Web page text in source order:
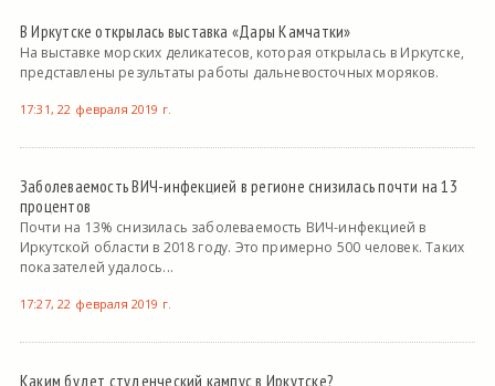
В Иркутске открылась выставка «Дары Камчатки»
На выставке морских деликатесов, которая открылась в Иркутске,
представлены результаты работы дальневосточных моряков.
17:31, 22 февраля 2019 г.
Заболеваемость ВИЧ-инфекцией в регионе снизилась почти на 13
процентов
Почти на 13% снизилась заболеваемость ВИЧ-инфекцией в
Иркутской области в 2018 году. Это примерно 500 человек. Таких
показателей удалось...
17:27, 22 февраля 2019 г.
Каким будет студенческий кампус в Иркутске?